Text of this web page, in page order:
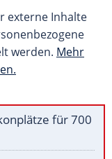
externe Inhalte
werden. Mehr
für 700